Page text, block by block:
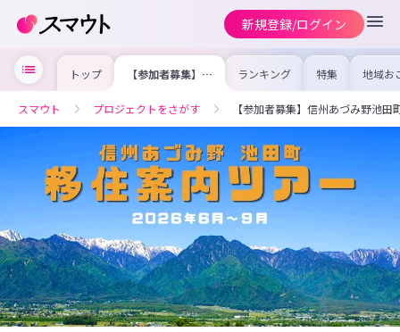
新規登録/ログイン
トップ 【参加者募集】信
州あづみ野池田町
2026年6月~9月
ランキング 特集 地域お
の求
を集め
事内容
を比較
合った
スマウト プロジェクトをさがす 【参加者募集】信州あづみ野池